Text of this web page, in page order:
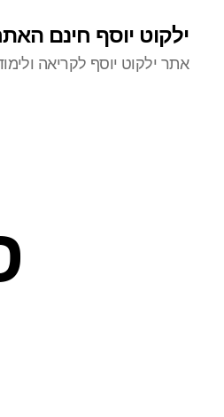
ילקוט יוסף חינם
אתר ילקוט יוסף לקריאה